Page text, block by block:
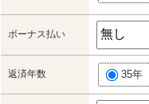
ボーナス払い
返済年数 35年